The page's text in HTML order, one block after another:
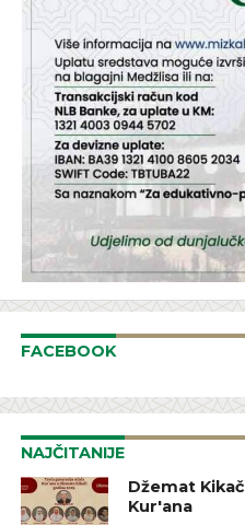
FACEBOOK
NAJČITANIJE
Džemat
Kur'ana